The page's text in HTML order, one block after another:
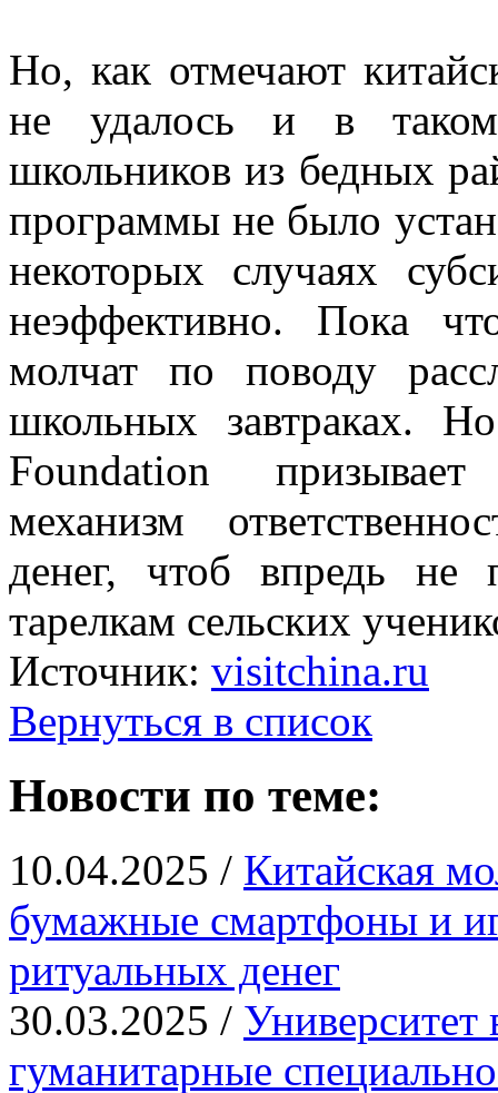
Но, как отмечают
не удалось и в
школьников из бедных
программы не было
некоторых случаях
неэффективно. Пока
молчат по поводу
школьных завтраках.
Foundation призывает
механизм
денег, чтоб впредь не
тарелкам сельских
Источник: visitchina.ru
Вернуться в список
Новости по теме:
10.04.2025 / Китайская
бумажные смартфоны и
ритуальных денег
30.03.2025 / Университет
гуманитарные